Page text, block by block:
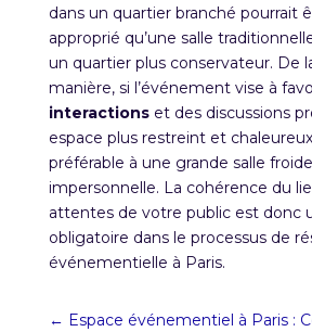
dans un quartier branché pourrait
approprié qu’une salle
un quartier plus conservateur. De
manière, si l’événement vise à
interactions et des discussions
espace plus restreint et
préférable à une grande salle
impersonnelle. La cohérence du
attentes de votre public est donc
obligatoire dans le processus de
événementielle à Paris.
← Espace événementiel à Paris :